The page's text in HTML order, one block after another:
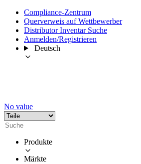
Compliance-Zentrum
Querverweis auf Wettbewerber
Distributor Inventar Suche
Anmelden/Registrieren
Deutsch
No value
Produkte
Märkte